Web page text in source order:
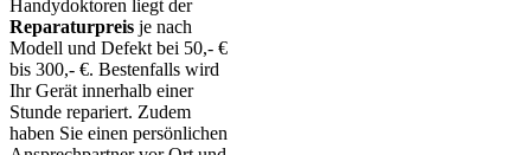
Handydoktoren liegt der
Reparaturpreis je nach
Modell und Defekt bei 50,- €
bis 300,- €. Bestenfalls wird
Ihr Gerät innerhalb einer
Stunde repariert. Zudem
haben Sie einen persönlichen